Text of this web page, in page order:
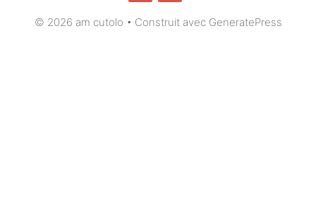
© 2026 am cutolo • Construit avec GeneratePress